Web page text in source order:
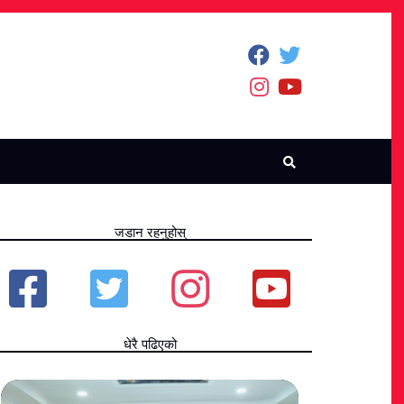
जडान रहनुहोस्
धेरै पढिएको